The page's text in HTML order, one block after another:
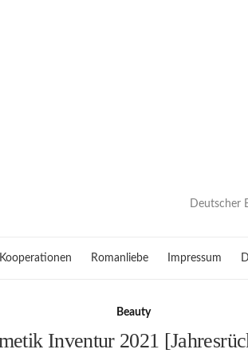
Deutscher
Kooperationen Romanliebe Impressum
Beauty
Inventur 2021